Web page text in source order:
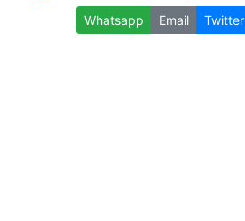
Whatsapp Email Twitter